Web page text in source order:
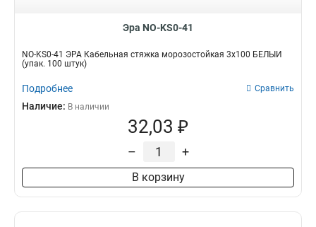
Эра NO-KS0-41
NO-KS0-41 ЭРА Кабельная стяжка морозостойкая 3x100 БЕЛЫЙ
(упак. 100 штук)
Подробнее Сравнить
Наличие: В наличии
32,03 ₽
– +
В корзину